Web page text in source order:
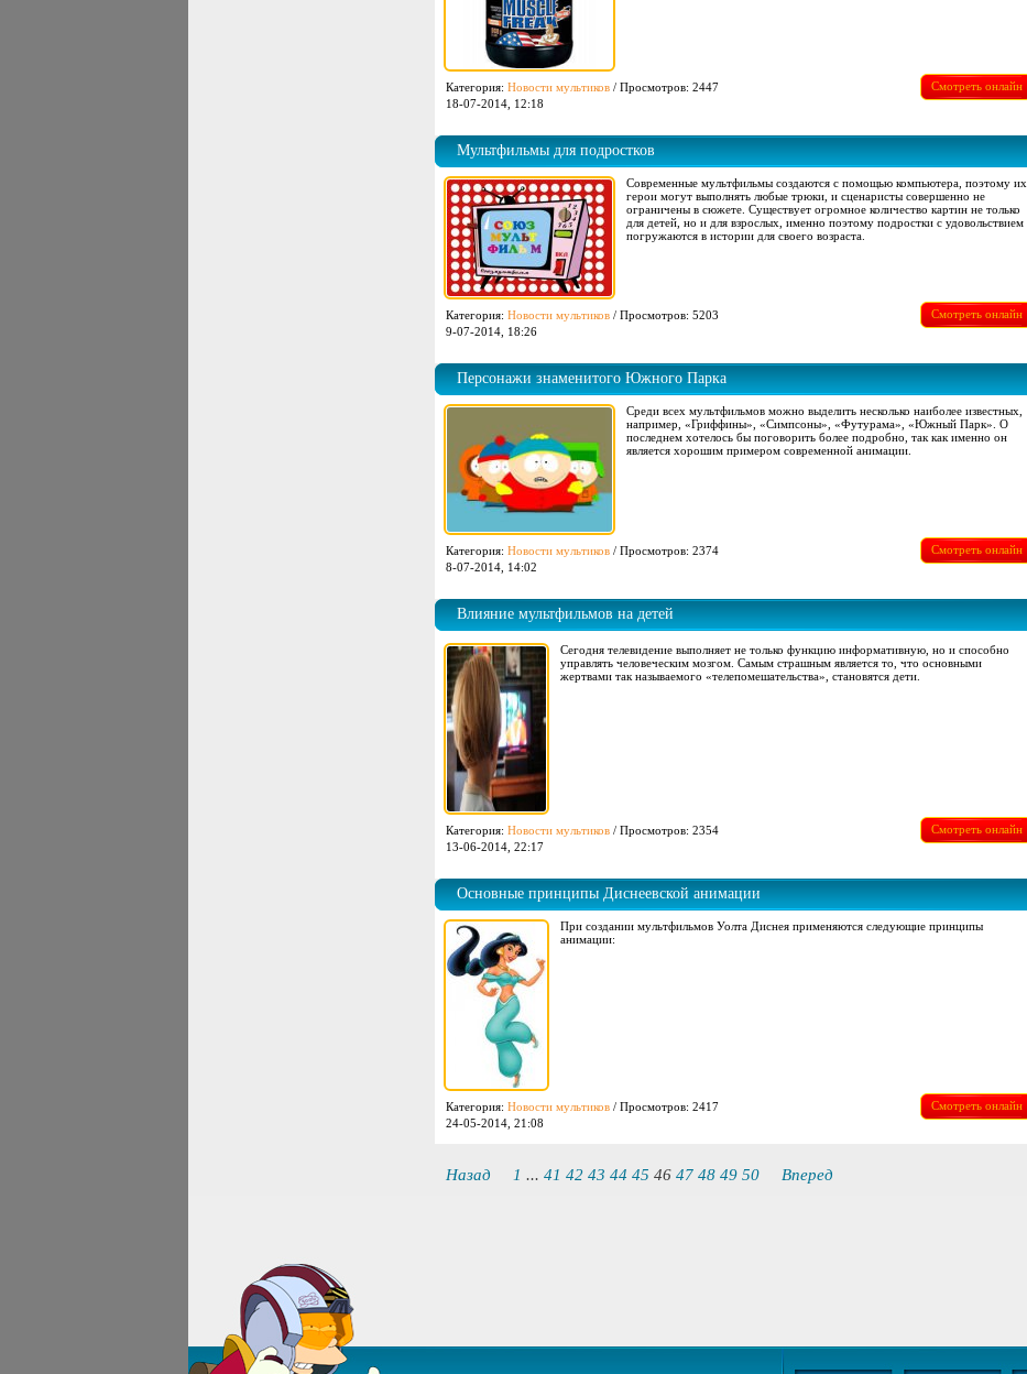
Категория: Новости мультиков / Просмотров: 2447
18-07-2014, 12:18
Смотреть онлайн
Мультфильмы для подростков
Современные мультфильмы создаются с помощью компьютера, поэтому их
герои могут выполнять любые трюки, и сценаристы совершенно не
ограничены в сюжете. Существует огромное количество картин не только
для детей, но и для взрослых, именно поэтому подростки с удовольствием
погружаются в истории для своего возраста.
Категория: Новости мультиков / Просмотров: 5203
9-07-2014, 18:26
Смотреть онлайн
Персонажи знаменитого Южного Парка
Среди всех мультфильмов можно выделить несколько наиболее известных,
например, «Гриффины», «Симпсоны», «Футурама», «Южный Парк». О
последнем хотелось бы поговорить более подробно, так как именно он
является хорошим примером современной анимации.
Категория: Новости мультиков / Просмотров: 2374
8-07-2014, 14:02
Смотреть онлайн
Влияние мультфильмов на детей
Сегодня телевидение выполняет не только функцию информативную, но и способно
управлять человеческим мозгом. Самым страшным является то, что основными
жертвами так называемого «телепомешательства», становятся дети.
Категория: Новости мультиков / Просмотров: 2354
13-06-2014, 22:17
Смотреть онлайн
Основные принципы Диснеевской анимации
При создании мультфильмов Уолта Диснея применяются следующие принципы
анимации:
Категория: Новости мультиков / Просмотров: 2417
24-05-2014, 21:08
Смотреть онлайн
Назад 1 ... 41 42 43 44 45 46 47 48 49 50 Вперед